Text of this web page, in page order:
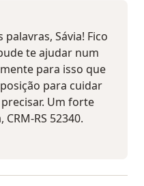
Sávia! Fico
te ajudar num
para isso que
para cuidar
Um forte
RS 52340.